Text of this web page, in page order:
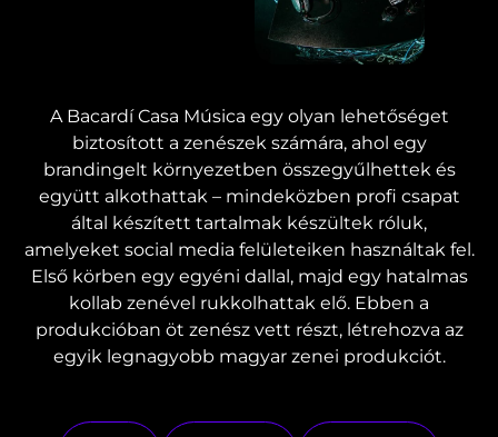
A Bacardí Casa Música egy olyan lehetőséget
biztosított a zenészek számára, ahol egy
brandingelt környezetben összegyűlhettek és
együtt alkothattak – mindeközben profi csapat
által készített tartalmak készültek róluk,
amelyeket social media felületeiken használtak fel.
Első körben egy egyéni dallal, majd egy hatalmas
kollab zenével rukkolhattak elő. Ebben a
produkcióban öt zenész vett részt, létrehozva az
egyik legnagyobb magyar zenei produkciót.